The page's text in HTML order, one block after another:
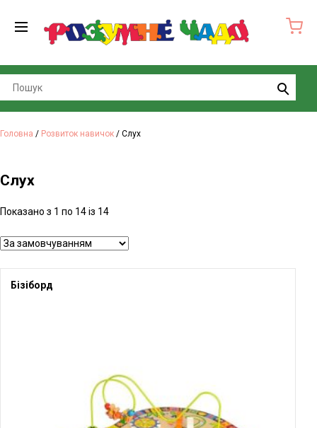
Головна / Розвиток навичок / Слух
Слух
Показано з 1 по 14 із 14
Бізіборд